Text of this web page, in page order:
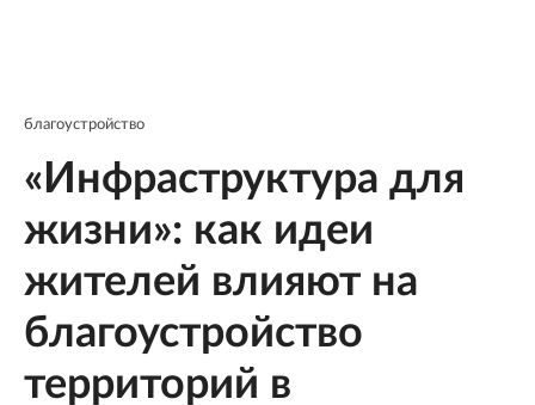
благоустройство
«Инфраструктура для
жизни»: как идеи
жителей влияют на
благоустройство
территорий в